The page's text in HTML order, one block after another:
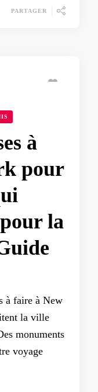
PARTAGER
à
pour
la
à faire à New
la ville
monuments
voyage